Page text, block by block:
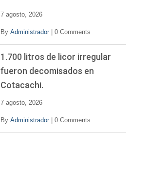
7 agosto, 2026
By Administrador 0 Comments
1.700 litros de licor irregular
fueron decomisados en
Cotacachi.
7 agosto, 2026
By Administrador 0 Comments